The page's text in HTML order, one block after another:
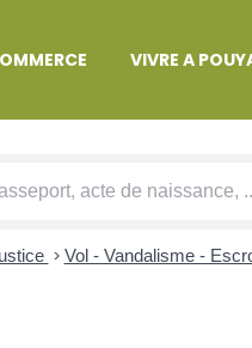
VIVRE A
> Vol - Vandalisme -